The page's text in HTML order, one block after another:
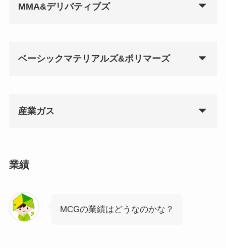
MMA&デリバティブズ
ベーシックマテリアルズ&ポリマーズ
産業ガス
業績
MCGの業績はどうなのかな？